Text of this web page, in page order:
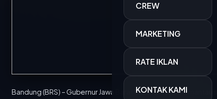
CREW
MARKETING
RATE IKLAN
KONTAK KAMI
DAMAR HATI
Bandung (BRS) – Gubernur Jawa Barat Ridwan Kamil